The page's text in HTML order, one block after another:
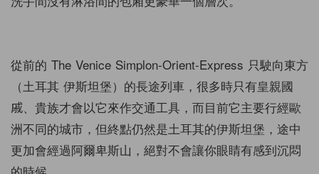
從前的 The Venice Simplon-Orient-Express 只駛向東方
（土耳其 伊斯坦堡）的長途列車，很多時只有皇親國
戚、貴族才會以它來作交通工具，而目前它主要行經歐
洲不同的城市，但終點仍然是土耳其的伊斯坦堡，途中
更加會經過阿爾卑斯山，絕對不會讓你眼睛有感到沉悶